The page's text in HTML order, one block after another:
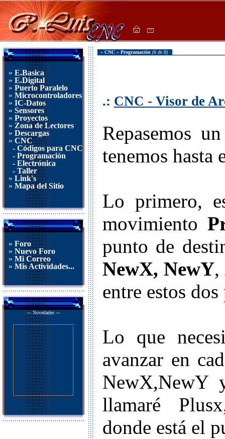
» E.Basica
» E.Digital
» Puerto Paralelo
» Microcontroladores
» IC-Datos
» Sensores
» Proyectos
» Zona de Lectores
» Descargas
» CNC
- Códigos para CNC
- Programación
- Electrónica
- Taller
» Link's
» Mapa del Sitio
» Foro
» Nuevo Foro
» Mi Correo
» Mis Actividades...
--- Novedades ---
» CNC » Programación (6 de 8)
.: CNC - Visor de
Repasemos
tenemos hasta
Lo primero,
movimiento
punto de
NewX, NewY,
entre estos
Lo que
avanzar en
NewX,NewY
llamaré
donde está el